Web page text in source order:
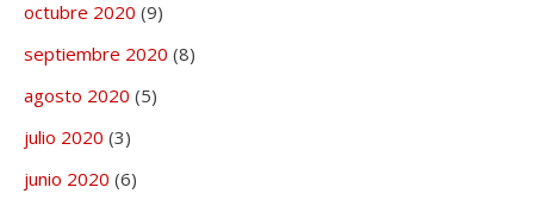
octubre 2020 (9)
septiembre 2020 (8)
agosto 2020 (5)
julio 2020 (3)
junio 2020 (6)